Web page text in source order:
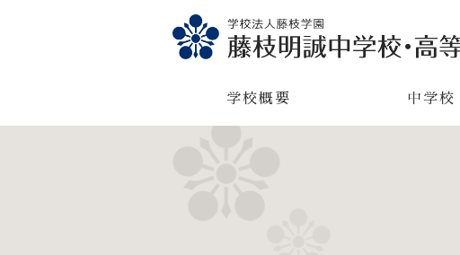
学校概要 中学校